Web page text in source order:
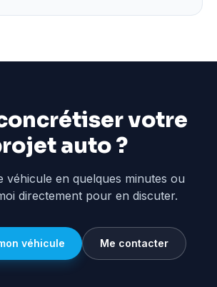
votre
auto ?
véhicule en quelques minutes ou
directement pour en discuter.
véhicule Me contacter